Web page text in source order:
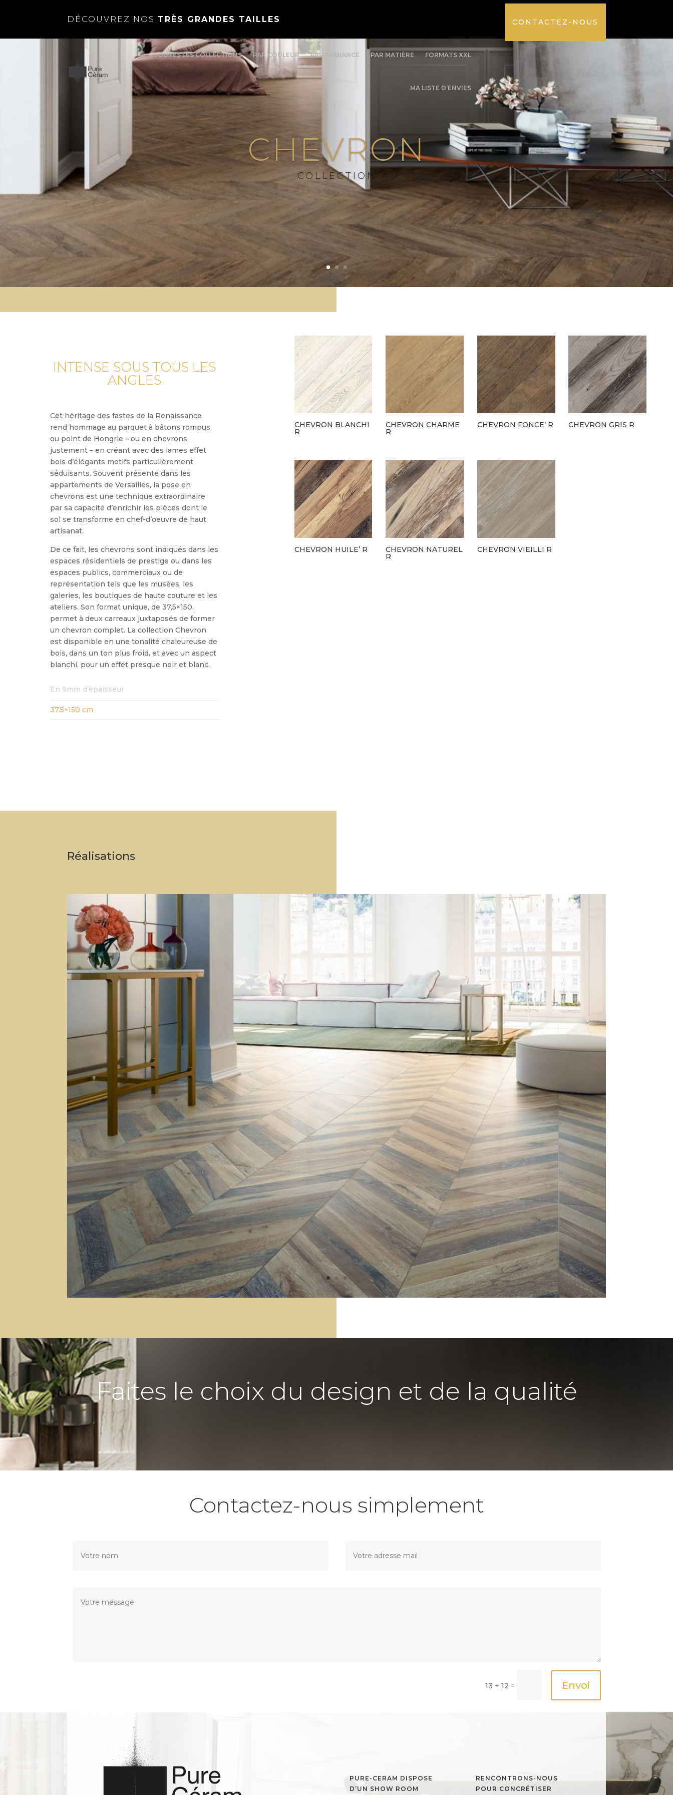
DÉCOUVREZ NOS TRÈS GRANDES TAILLES
TOUTES LES COLLECTIONS PAR COULEUR PAR AMBIANCE PAR MATIÈRE FORMATS XXL
MA LISTE D’ENVIES
CONTACTEZ-NOUS
CHEVRON
COLLECTION
INTENSE SOUS TOUS LES
ANGLES
Cet héritage des fastes de la Renaissance
rend hommage au parquet à bâtons rompus
ou point de Hongrie – ou en chevrons,
justement – en créant avec des lames effet
bois d’élégants motifs particulièrement
séduisants. Souvent présente dans les
appartements de Versailles, la pose en
chevrons est une technique extraordinaire
par sa capacité d’enrichir les pièces dont le
sol se transforme en chef-d’oeuvre de haut
artisanat.
De ce fait, les chevrons sont indiqués dans les
espaces résidentiels de prestige ou dans les
espaces publics, commerciaux ou de
représentation tels que les musées, les
galeries, les boutiques de haute couture et les
ateliers. Son format unique, de 37,5×150,
permet à deux carreaux juxtaposés de former
un chevron complet. La collection Chevron
est disponible en une tonalité chaleureuse de
bois, dans un ton plus froid, et avec un aspect
blanchi, pour un effet presque noir et blanc.
En 9mm d’épaisseur
37.5×150 cm
CHEVRON BLANCHI
R
CHEVRON CHARME
R
CHEVRON FONCE’ R CHEVRON GRIS R
CHEVRON HUILE’ R CHEVRON NATUREL
R
CHEVRON VIEILLI R
Réalisations
Faites le choix du design et de la qualité
Contactez-nous simplement
13 + 12 = Envoi
PURE-CERAM DISPOSE
D’UN SHOW ROOM
RENCONTRONS-NOUS
POUR CONCRÉTISER